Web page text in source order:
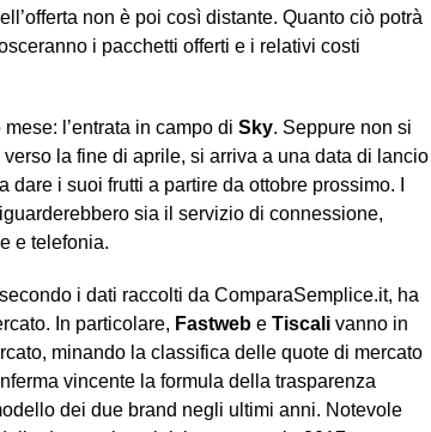
non è poi così distante. Quanto ciò potrà
i pacchetti offerti e i relativi costi
l’entrata in campo di Sky. Seppure non si
verso la fine di aprile, si arriva a una data di lancio
dare i suoi frutti a partire da ottobre prossimo. I
sia il servizio di connessione,
e telefonia.
i dati raccolti da ComparaSemplice.it, ha
In particolare, Fastweb e Tiscali vanno in
minando la classifica delle quote di mercato
vincente la formula della trasparenza
dei due brand negli ultimi anni. Notevole